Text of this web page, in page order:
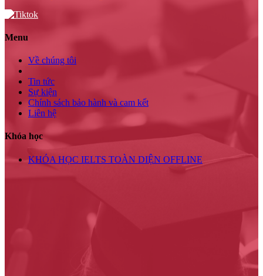
Menu
Về chúng tôi
Tin tức
Sự kiện
Chính sách bảo hành và cam kết
Liên hệ
Khóa học
KHÓA HỌC IELTS TOÀN DIỆN OFFLINE